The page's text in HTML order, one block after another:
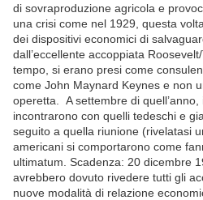
di sovraproduzione agricola e
una crisi come nel 1929, questa
dei dispositivi economici di
dall’eccellente accoppiata
tempo, si erano presi come
come John Maynard Keynes e non
operetta. A settembre di
incontrarono con quelli tedeschi e
seguito a quella riunione (rivelatasi
americani si comportarono come
ultimatum. Scadenza: 20 dicembre
avrebbero dovuto rivedere tutti gli
nuove modalità di relazione